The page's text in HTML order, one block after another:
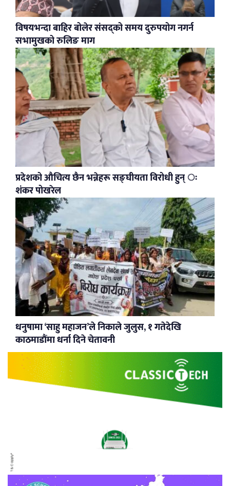
विषयभन्दा बाहिर बोलेर संसद्को समय दुरुपयोग नगर्न
सभामुखको रुलिङ माग
प्रदेशको औचित्य छैन भन्नेहरू सङ्घीयता विरोधी हुन् ः
शंकर पोखरेल
धनुषामा ‘साहु महाजन’ले निकाले जुलुस, १ गतेदेखि
काठमाडौंमा धर्ना दिने चेतावनी